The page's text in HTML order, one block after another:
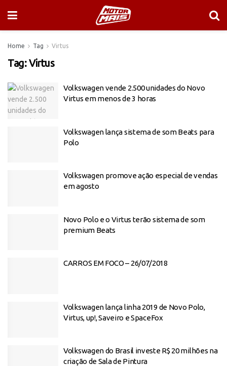
Home Tag Virtus
Tag:Virtus
Volkswagen vende 2.500 unidades do Novo
Virtus em menos de 3 horas
Volkswagen lança sistema de som Beats para
Polo
Volkswagen promove ação especial de vendas
em agosto
Novo Polo e o Virtus terão sistema de som
premium Beats
CARROS EM FOCO – 26/07/2018
Volkswagen lança linha 2019 de Novo Polo,
Virtus, up!, Saveiro e SpaceFox
Volkswagen do Brasil investe R$ 20 milhões na
criação de Sala de Pintura